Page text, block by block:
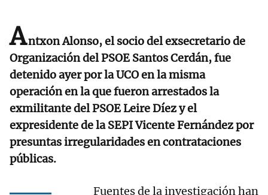
Antxon Alonso, el socio del exsecretario de
Organización del PSOE Santos Cerdán, fue
detenido ayer por la UCO en la misma
operación en la que fueron arrestados la
exmilitante del PSOE Leire Díez y el
expresidente de la SEPI Vicente Fernández por
presuntas irregularidades en contrataciones
públicas.
Fuentes de la investigación han